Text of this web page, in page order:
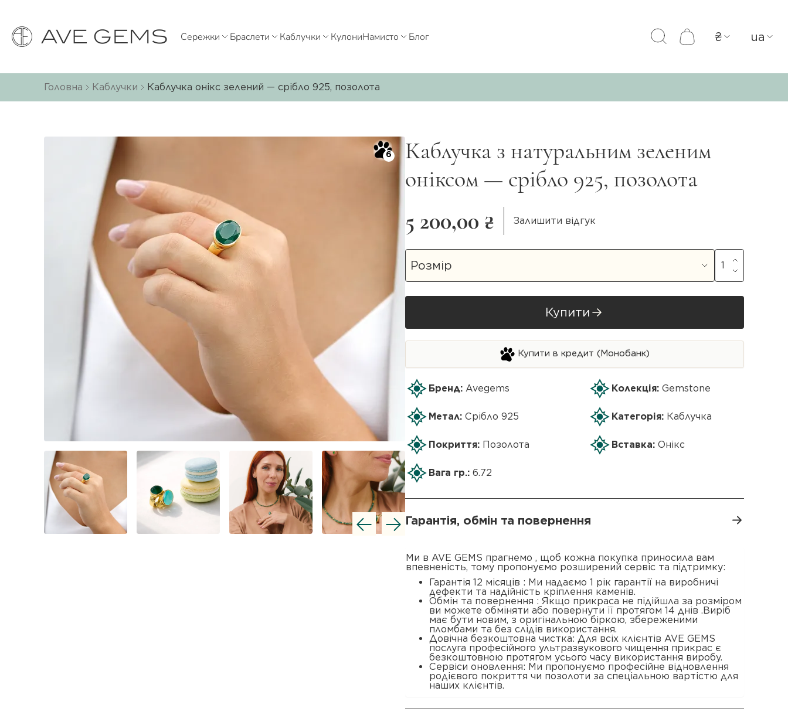
Сережки Браслети Каблучки КулониНамисто Блог ₴ ua
Головна Каблучки Каблучка онікс зелений — срібло 925, позолота
6
Каблучка з натуральним зеленим
оніксом — срібло 925, позолота
5 200,00 ₴
Залишити відгук
Купити
Купити в кредит (Монобанк)
Бренд: Avegems Колекція: Gemstone
Метал: Срібло 925 Категорія: Каблучка
Покриття: Позолота Вставка: Онікс
Вага гр.: 6.72
Гарантія, обмін та повернення
Ми в AVE GEMS прагнемо , щоб кожна покупка приносила вам
впевненість, тому пропонуємо розширений сервіс та підтримку:
Гарантія 12 місяців : Ми надаємо 1 рік гарантії на виробничі
дефекти та надійність кріплення каменів.
Обмін та повернення : Якщо прикраса не підійшла за розміром
ви можете обміняти або повернути її протягом 14 днів .Виріб
має бути новим, з оригінальною біркою, збереженими
пломбами та без слідів використання.
Довічна безкоштовна чистка: Для всіх клієнтів AVE GEMS
послуга професійного ультразвукового чищення прикрас є
безкоштовною протягом усього часу використання виробу.
Сервіси оновлення: Ми пропонуємо професійне відновлення
родієвого покриття чи позолоти за спеціальною вартістю для
наших клієнтів.